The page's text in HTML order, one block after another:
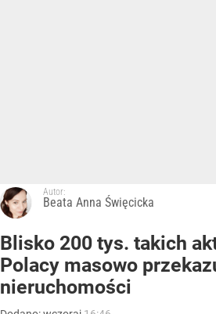
Autor:
Beata Anna Święcicka
Blisko 200 tys. takich
Polacy masowo
nieruchomości